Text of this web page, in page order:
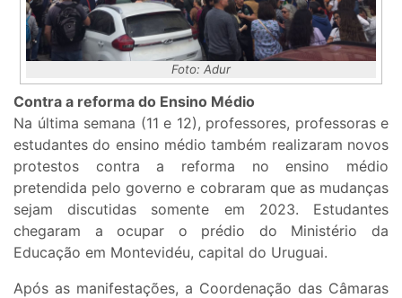
Foto: Adur
Contra a reforma do Ensino Médio
Na última semana (11 e 12), professores, professoras e
estudantes do ensino médio também realizaram novos
protestos contra a reforma no ensino médio
pretendida pelo governo e cobraram que as mudanças
sejam discutidas somente em 2023. Estudantes
chegaram a ocupar o prédio do Ministério da
Educação em Montevidéu, capital do Uruguai.
Após as manifestações, a Coordenação das Câmaras